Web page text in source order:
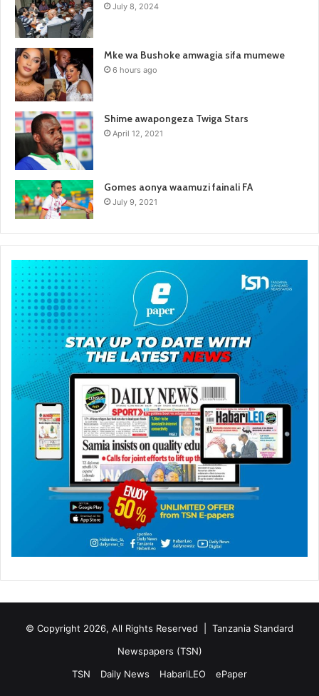
July 8, 2024
Mke wa Bushoke amwagia sifa mumewe
6 hours ago
Shime awapongeza Twiga Stars
April 12, 2021
Gomes aonya waamuzi fainali FA
July 9, 2021
© Copyright 2026, All Rights Reserved | Tanzania Standard
Newspapers (TSN)
TSN
Daily News HabariLEO ePaper